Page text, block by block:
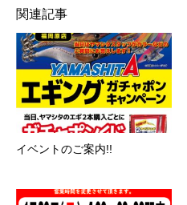
関連記事
イベントのご案内!!